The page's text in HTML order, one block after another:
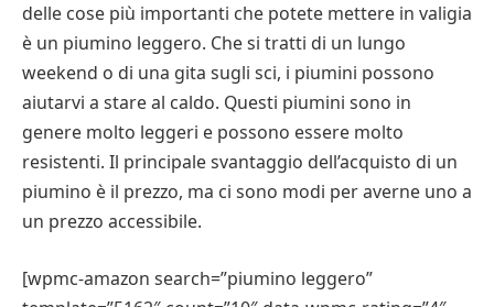
delle cose più importanti che potete mettere in valigia
è un piumino leggero. Che si tratti di un lungo
weekend o di una gita sugli sci, i piumini possono
aiutarvi a stare al caldo. Questi piumini sono in
genere molto leggeri e possono essere molto
resistenti. Il principale svantaggio dell’acquisto di un
piumino è il prezzo, ma ci sono modi per averne uno a
un prezzo accessibile.
[wpmc-amazon search=”piumino leggero”